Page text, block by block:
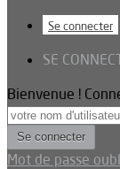
Se connecter
SE
Bienvenue !
Mot de passe